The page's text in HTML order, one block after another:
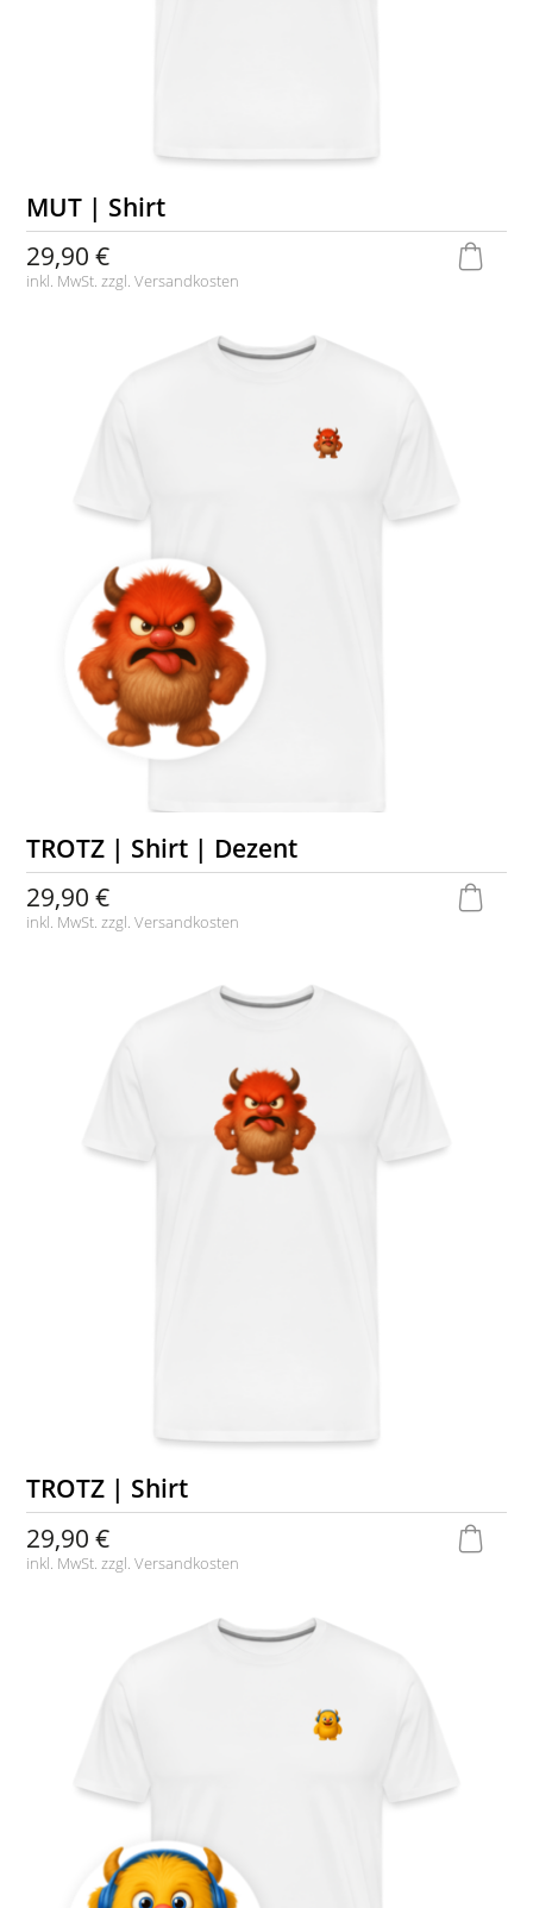
MUT | Shirt
29,90 €
inkl. MwSt. zzgl.Versandkosten
TROTZ | Shirt | Dezent
29,90 €
inkl. MwSt. zzgl.Versandkosten
TROTZ | Shirt
29,90 €
inkl. MwSt. zzgl.Versandkosten